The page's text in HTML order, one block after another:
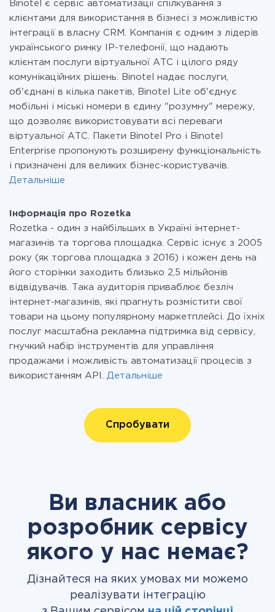
Binotel є сервіс автоматизації спілкування з
клієнтами для використання в бізнесі з можливістю
інтеграції в власну CRM. Компанія є одним з лідерів
українського ринку IP-телефонії, що надають
клієнтам послуги віртуальної АТС і цілого ряду
комунікаційних рішень. Binotel надає послуги,
об'єднані в кілька пакетів, Binotel Lite об'єднує
мобільні і міські номери в єдину "розумну" мережу,
що дозволяє використовувати всі переваги
віртуальної АТС. Пакети Binotel Pro і Binotel
Enterprise пропонують розширену функціональність
і призначені для великих бізнес-користувачів.
Детальніше
Інформація про Rozetka
Rozetka - один з найбільших в Україні інтернет-
магазинів та торгова площадка. Сервіс існує з 2005
року (як торгова площадка з 2016) і кожен день на
його сторінки заходить близько 2,5 мільйонів
відвідувачів. Така аудиторія приваблює безліч
інтернет-магазинів, які прагнуть розмістити свої
товари на цьому популярному маркетплейсі. До їхніх
послуг масштабна рекламна підтримка від сервісу,
гнучкий набір інструментів для управління
продажами і можливість автоматизації процесів з
використанням API. Детальніше
Спробувати
Ви власник або
розробник сервісу
якого у нас немає?
Дізнайтеся на яких умовах ми можемо
реалізувати інтеграцію